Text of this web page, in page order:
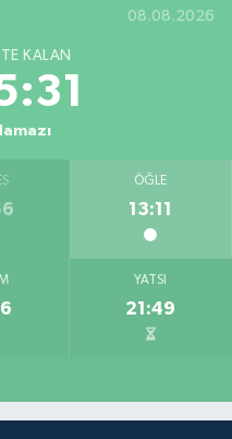
08.08.2026
KALAN
ÖĞLE
13:11
YATSI
21:49